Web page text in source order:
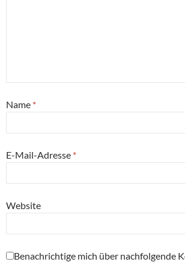
Name *
E-Mail-Adresse *
Website
Benachrichtige mich über nachfolgende